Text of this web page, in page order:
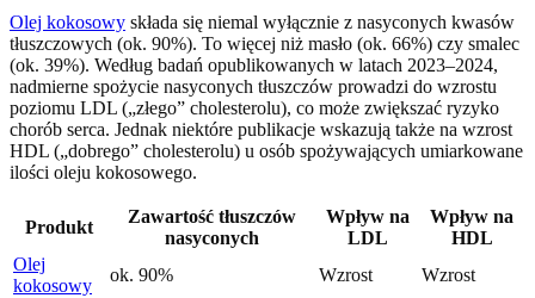
Olej kokosowy składa się niemal wyłącznie z nasyconych kwasów
tłuszczowych (ok. 90%). To więcej niż masło (ok. 66%) czy smalec
(ok. 39%). Według badań opublikowanych w latach 2023–2024,
nadmierne spożycie nasyconych tłuszczów prowadzi do wzrostu
poziomu LDL („złego” cholesterolu), co może zwiększać ryzyko
chorób serca. Jednak niektóre publikacje wskazują także na wzrost
HDL („dobrego” cholesterolu) u osób spożywających umiarkowane
ilości oleju kokosowego.
Produkt
Zawartość tłuszczów
nasyconych
Wpływ na
LDL
Wpływ na
HDL
Olej
kokosowy
ok. 90% Wzrost
Wzrost